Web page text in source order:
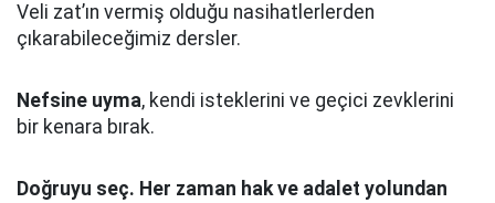
Veli zat’ın vermiş olduğu nasihatlerlerden
çıkarabileceğimiz dersler.
Nefsine uyma, kendi isteklerini ve geçici zevklerini
bir kenara bırak.
Doğruyu seç. Her zaman hak ve adalet yolundan